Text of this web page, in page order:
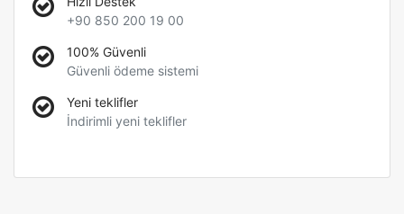
+90 850 200 19 00
100% Güvenli
Güvenli ödeme sistemi
Yeni teklifler
İndirimli yeni teklifler